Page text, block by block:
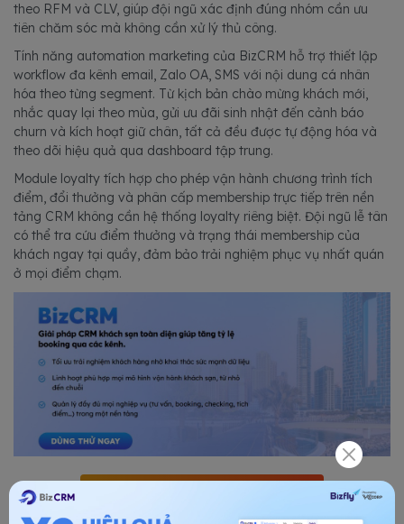
theo RFM và CLV, giúp đội ngũ xác định đúng nhóm cần ưu
tiên chăm sóc mà không cần xử lý thủ công.
Tính năng automation marketing của BizCRM hỗ trợ thiết lập
workflow đa kênh email, Zalo OA, SMS với nội dung cá nhân
hóa theo từng segment. Từ kịch bản chào mừng khách mới,
nhắc quay lại theo mùa, gửi ưu đãi sinh nhật đến cảnh báo
churn và kích hoạt giữ chân, tất cả đều được tự động hóa và
theo dõi hiệu quả qua dashboard tập trung.
Module loyalty tích hợp cho phép vận hành chương trình tích
điểm, đổi thưởng và phân cấp membership trực tiếp trên nền
tảng CRM không cần hệ thống loyalty riêng biệt. Đội ngũ lễ tân
có thể tra cứu điểm thưởng và trạng thái membership của
khách ngay tại quầy, đảm bảo trải nghiệm phục vụ nhất quán
ở mọi điểm chạm.